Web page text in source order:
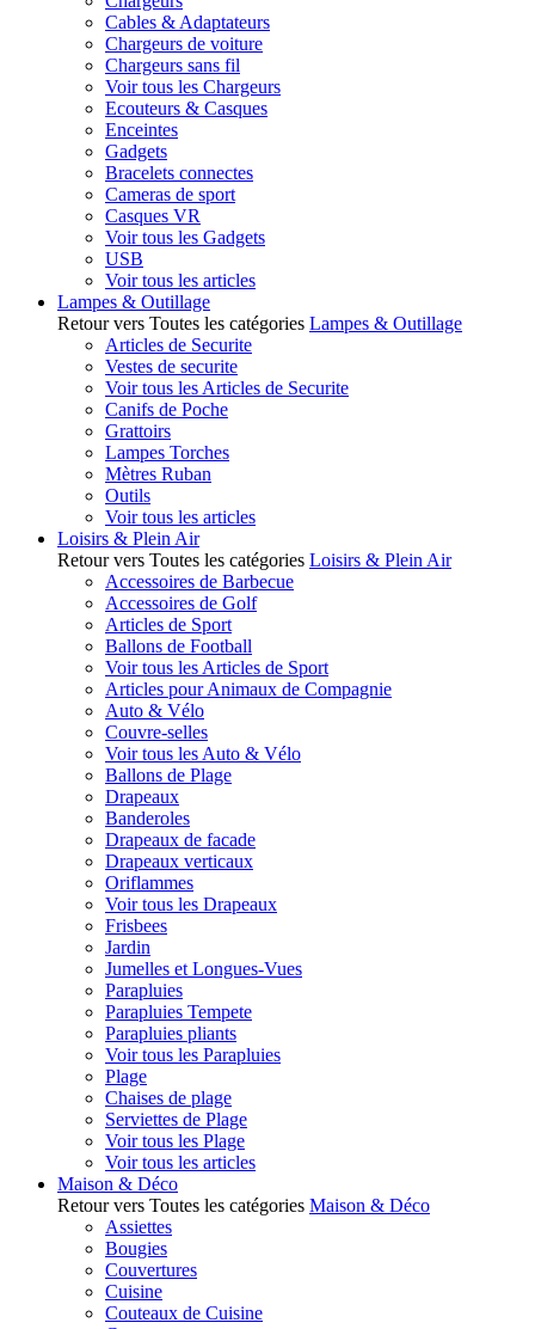
Cables & Adaptateurs
Chargeurs de voiture
Chargeurs sans fil
Voir tous les Chargeurs
Ecouteurs & Casques
Enceintes
Gadgets
Bracelets connectes
Cameras de sport
Casques VR
Voir tous les Gadgets
USB
Voir tous les articles
Lampes & Outillage
Retour vers Toutes les catégories Lampes & Outillage
Articles de Securite
Vestes de securite
Voir tous les Articles de Securite
Canifs de Poche
Grattoirs
Lampes Torches
Mètres Ruban
Outils
Voir tous les articles
Loisirs & Plein Air
Retour vers Toutes les catégories Loisirs & Plein Air
Accessoires de Barbecue
Accessoires de Golf
Articles de Sport
Ballons de Football
Voir tous les Articles de Sport
Articles pour Animaux de Compagnie
Auto & Vélo
Couvre-selles
Voir tous les Auto & Vélo
Ballons de Plage
Drapeaux
Banderoles
Drapeaux de facade
Drapeaux verticaux
Oriflammes
Voir tous les Drapeaux
Frisbees
Jardin
Jumelles et Longues-Vues
Parapluies
Parapluies Tempete
Parapluies pliants
Voir tous les Parapluies
Plage
Chaises de plage
Serviettes de Plage
Voir tous les Plage
Voir tous les articles
Maison & Déco
Retour vers Toutes les catégories Maison & Déco
Assiettes
Bougies
Couvertures
Cuisine
Couteaux de Cuisine